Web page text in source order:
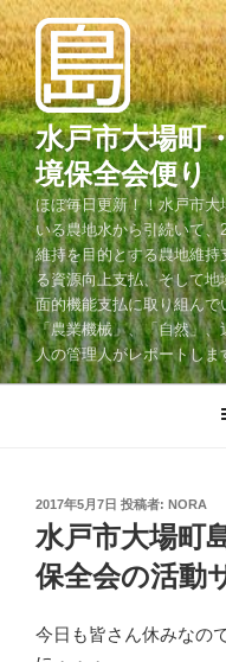
コ
ン
テ
ン
ツ
へ
ス
キ
ッ
プ
水戸市大場町
境保全会便り
ほぼ毎日更新！！水戸市
いる農地水から引続いて
維持を目的とする農地維
る資源向上支払、そして
面的機能支払に取り組んで
「農業機械」、「自然」
人の管理人がレポートしま
投
日:
2017年5月7日 投稿者: NORA
水戸市大場町
保全会の活動
今日も皆さん休みなの